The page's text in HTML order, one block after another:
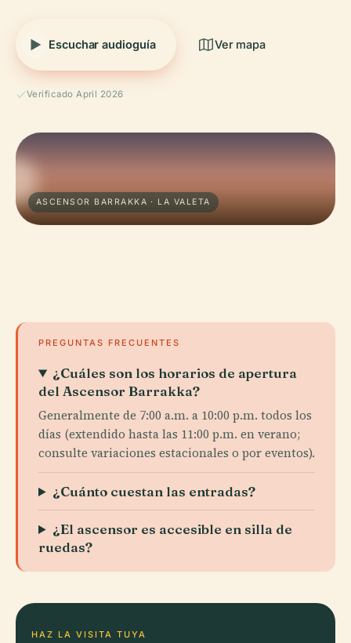
Escuchar audioguía Ver mapa
Verificado April 2026
ASCENSOR BARRAKKA · LA VALETA
PREGUNTAS FRECUENTES
¿Cuáles son los horarios de apertura
del Ascensor Barrakka?
Generalmente de 7:00 a.m. a 10:00 p.m. todos los
días (extendido hasta las 11:00 p.m. en verano;
consulte variaciones estacionales o por eventos).
¿Cuánto cuestan las entradas?
¿El ascensor es accesible en silla de
ruedas?
HAZ LA VISITA TUYA